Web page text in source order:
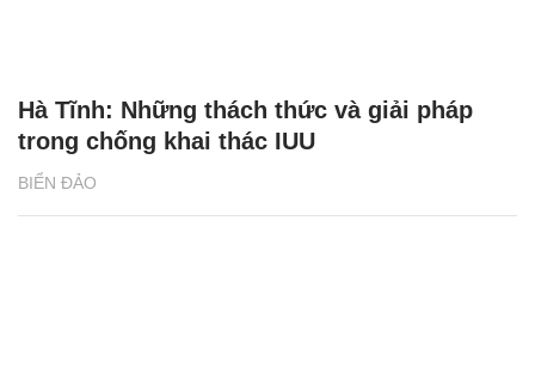
BIỂN ĐẢO
Hà Tĩnh: Những thách thức và giải pháp
trong chống khai thác IUU